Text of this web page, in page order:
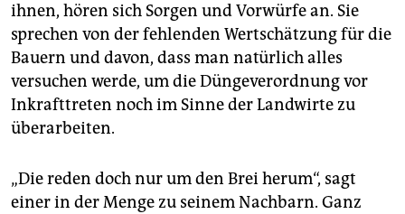
ihnen, hören sich Sorgen und Vorwürfe an. Sie
sprechen von der fehlenden Wertschätzung für die
Bauern und davon, dass man natürlich alles
versuchen werde, um die Düngeverordnung vor
Inkrafttreten noch im Sinne der Landwirte zu
überarbeiten.
„Die reden doch nur um den Brei herum“, sagt
einer in der Menge zu seinem Nachbarn. Ganz